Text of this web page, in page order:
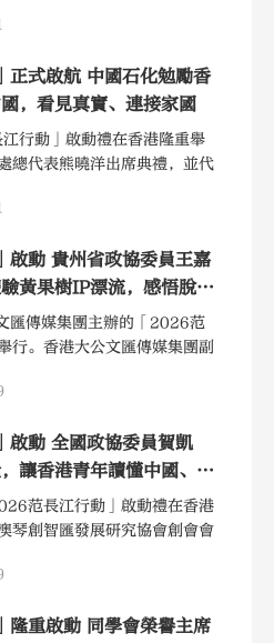
正式啟航 中國石化勉勵香
，看見真實、連接家國
行動」啟動禮在香港隆重舉
總代表熊曉洋出席典禮，並代
啟動 貴州省政協委員王嘉
黃果樹IP漂流，感悟脫貧
匯傳媒集團主辦的「2026范
行。香港大公文匯傳媒集團副
賓並致辭，現場近百名嘉賓與
啟動 全國政協委員賀凱
讓香港青年讀懂中國、講
范長江行動」啟動禮在香港
琴創智匯發展研究協會創會會
隆重啟動 同學會榮譽主席